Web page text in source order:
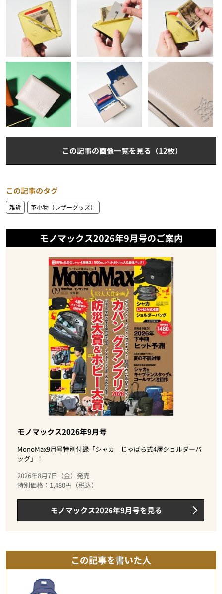
この記事の画像一覧を見る（12枚）
この記事のタグ
雑貨 革小物（レザーグッズ）
モノマックス2026年9月号のご案内
モノマックス2026年9月号
MonoMax9月号特別付録「シャカ じゃばら式4層ショルダーバ
ッグ」！
2026年8月7日（金）発売
特別価格：1,480円（税込）
モノマックス2026年9月号を見る
この記事を書いた人